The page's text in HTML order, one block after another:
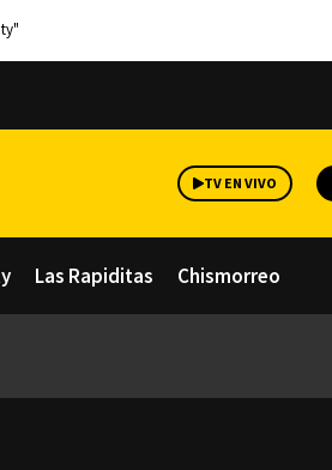
TV EN VIVO
Las Rapiditas Chismorreo